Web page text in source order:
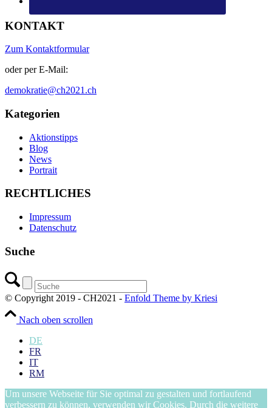
KONTAKT
Zum Kontaktformular
oder per E-Mail:
demokratie@ch2021.ch
Kategorien
Aktionstipps
Blog
News
Portrait
RECHTLICHES
Impressum
Datenschutz
Suche
© Copyright 2019 - CH2021 - Enfold Theme by Kriesi
Nach oben scrollen
DE
FR
IT
RM
Um unsere Webseite für Sie optimal zu gestalten und fortlaufend
verbessern zu können, verwenden wir Cookies. Durch die weitere